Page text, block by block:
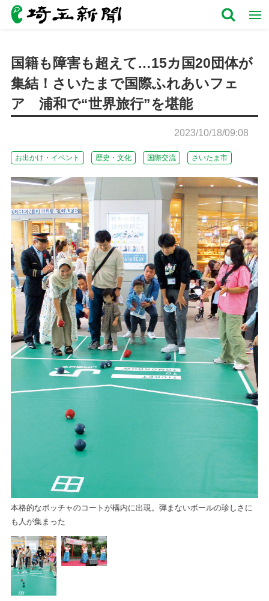
国籍も障害も超えて…15カ国20団体が
集結！さいたまで国際ふれあいフェ
ア 浦和で“世界旅行”を堪能
2023/10/18/09:08
お出かけ・イベント 歴史・文化 国際交流 さいたま市
本格的なボッチャのコートが構内に出現。弾まないボールの珍しさに
も人が集まった